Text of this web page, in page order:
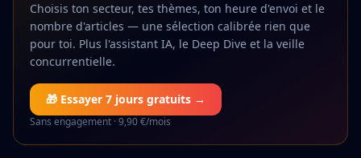
Choisis ton secteur, tes thèmes, ton heure d'envoi et le
nombre d'articles — une sélection calibrée rien que
pour toi. Plus l'assistant IA, le Deep Dive et la veille
concurrentielle.
🎁 Essayer 7 jours gratuits →
Sans engagement · 9,90 €/mois